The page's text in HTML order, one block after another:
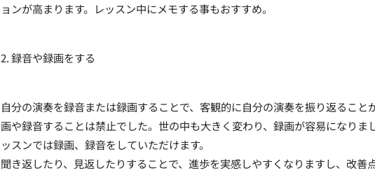
ョンが高まります。レッスン中にメモする事もおすすめ。
2. 録音や録画をする
自分の演奏を録音または録画することで、客観的に自分の演奏を振り返るこ
画や録音することは禁止でした。世の中も大きく変わり、録画が容易になりま
ッスンでは録画、録音をしていただけます。
聞き返したり、見返したりすることで、進歩を実感しやすくなりますし、改善